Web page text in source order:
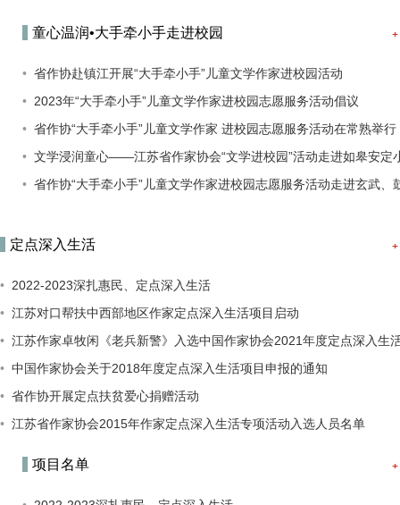
童心温润•大手牵小手走进校园
省作协赴镇江开展“大手牵小手”儿童文学作家进校园活动
2023年“大手牵小手”儿童文学作家进校园志愿服务活动倡议
省作协“大手牵小手”儿童文学作家 进校园志愿服务活动在常熟举行
文学浸润童心——江苏省作家协会“文学进校园”活动走进如皋安定
省作协“大手牵小手”儿童文学作家进校园志愿服务活动走进玄武、
定点深入生活
2022-2023深扎惠民、定点深入生活
江苏对口帮扶中西部地区作家定点深入生活项目启动
江苏作家卓牧闲《老兵新警》入选中国作家协会2021年度定点深入生
中国作家协会关于2018年度定点深入生活项目申报的通知
省作协开展定点扶贫爱心捐赠活动
江苏省作家协会2015年作家定点深入生活专项活动入选人员名单
项目名单